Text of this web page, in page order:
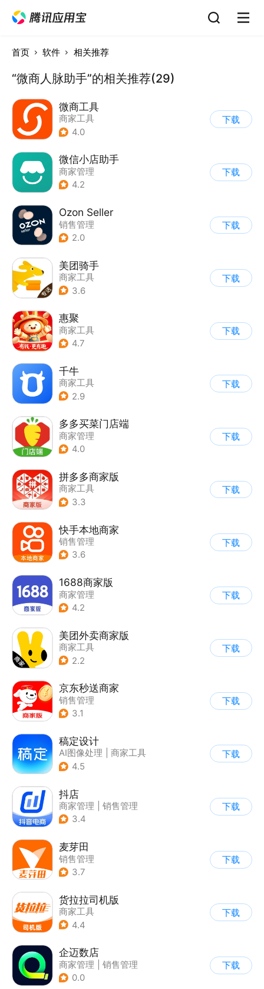
首页 软件 相关推荐
“微商人脉助手”的相关推荐(29)
微商工具
商家工具
4.0
下载
微信小店助手
商家管理
4.2
下载
Ozon Seller
销售管理
2.0
下载
美团骑手
商家工具
3.6
下载
惠聚
商家工具
4.7
下载
千牛
商家工具
2.9
下载
多多买菜门店端
商家管理
4.0
下载
拼多多商家版
商家工具
3.3
下载
快手本地商家
销售管理
3.6
下载
1688商家版
商家管理
4.2
下载
美团外卖商家版
商家工具
2.2
下载
京东秒送商家
销售管理
3.1
下载
稿定设计
AI图像处理
商家工具
4.5
下载
抖店
商家管理
销售管理
3.4
下载
麦芽田
销售管理
3.7
下载
货拉拉司机版
商家工具
4.4
下载
企迈数店
商家管理
销售管理
0.0
下载